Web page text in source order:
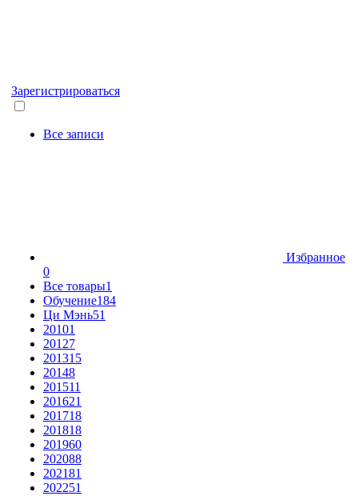
Зарегистрироваться
Все записи
Избранное
0
Все товары1
Обучение184
Ци Мэнь51
20101
20127
201315
20148
201511
201621
201718
201818
201960
202088
202181
202251